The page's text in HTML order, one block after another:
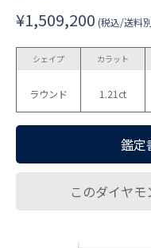
¥1,509,200 (税込/送料
シェイプ
ラウンド
カラット
1.21ct
鑑定
このダイヤ